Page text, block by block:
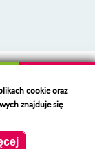
oknie
cookie oraz
znajduje się